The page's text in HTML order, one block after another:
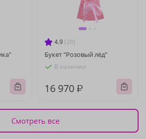
4.9 (28)
Букет "Розовый лёд"
В наличии
16 970 ₽
Смотреть все